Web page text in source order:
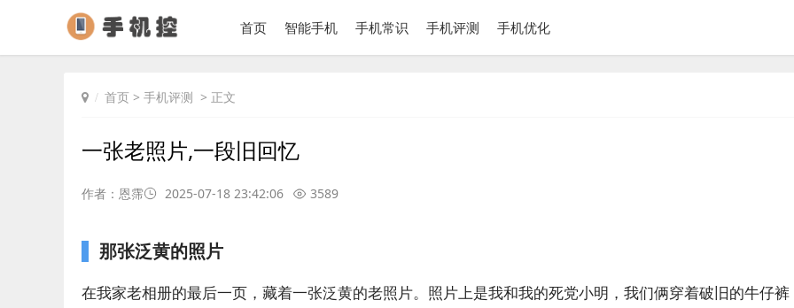
首页 智能手机 手机常识 手机评测 手机优化
首页 > 手机评测 > 正文
一张老照片,一段旧回忆
作者：恩霈 2025-07-18 23:42:06 3589
那张泛黄的照片
在我家老相册的最后一页，藏着一张泛黄的老照片。照片上是我和我的死党小明，我们俩穿着破旧的牛仔裤